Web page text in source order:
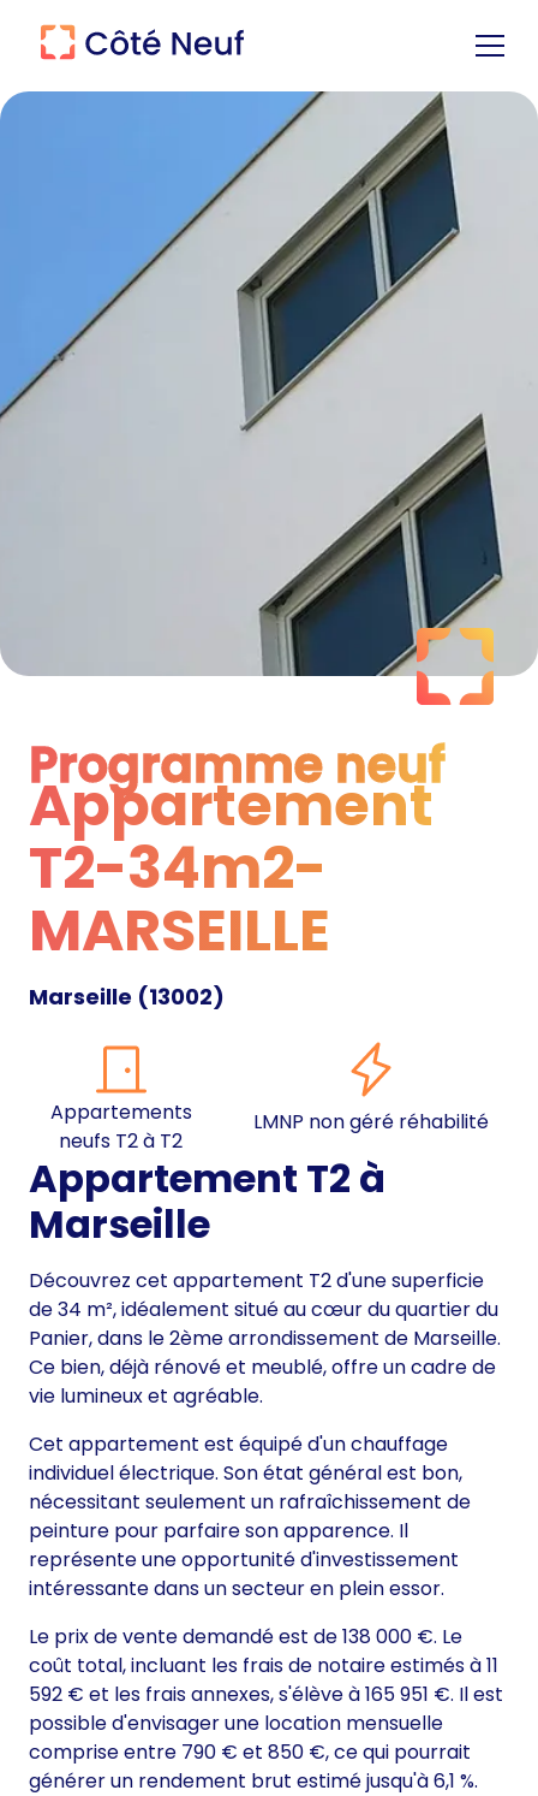
Programme neuf
Programme neuf
Appartement
T2-34m2-
MARSEILLE
Marseille (13002)
Appartements
neufs T2 à T2
LMNP non géré réhabilité
Appartement T2 à
Marseille
Découvrez cet appartement T2 d'une superficie
de 34 m², idéalement situé au cœur du quartier du
Panier, dans le 2ème arrondissement de Marseille.
Ce bien, déjà rénové et meublé, offre un cadre de
vie lumineux et agréable.
Cet appartement est équipé d'un chauffage
individuel électrique. Son état général est bon,
nécessitant seulement un rafraîchissement de
peinture pour parfaire son apparence. Il
représente une opportunité d'investissement
intéressante dans un secteur en plein essor.
Le prix de vente demandé est de 138 000 €. Le
coût total, incluant les frais de notaire estimés à 11
592 € et les frais annexes, s'élève à 165 951 €. Il est
possible d'envisager une location mensuelle
comprise entre 790 € et 850 €, ce qui pourrait
générer un rendement brut estimé jusqu'à 6,1 %.